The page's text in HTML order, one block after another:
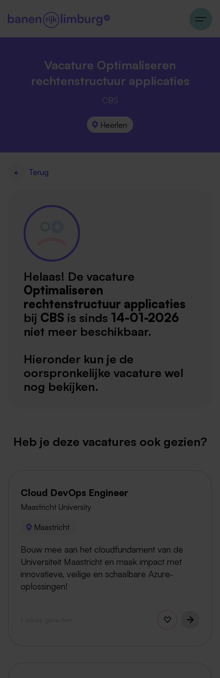
Vacature Optimaliseren
rechtenstructuur applicaties
CBS
Heerlen
Terug
Helaas! De vacature
Optimaliseren
rechtenstructuur applicaties
bij CBS is sinds 14-01-2026
niet meer beschikbaar.
Hieronder kun je de
oorspronkelijke vacature wel
nog bekijken.
Heb je deze vacatures ook gezien?
Cloud DevOps Engineer
Maastricht University
Maastricht
Bouw mee aan het cloudfundament van de
Universiteit Maastricht en maak impact met
innovatieve, veilige en schaalbare Azure-
oplossingen!